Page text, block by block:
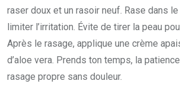
raser doux et un rasoir neuf. Rase dans
limiter l’irritation. Évite de tirer la peau
Après le rasage, applique une crème
d’aloe vera. Prends ton temps, la
rasage propre sans douleur.